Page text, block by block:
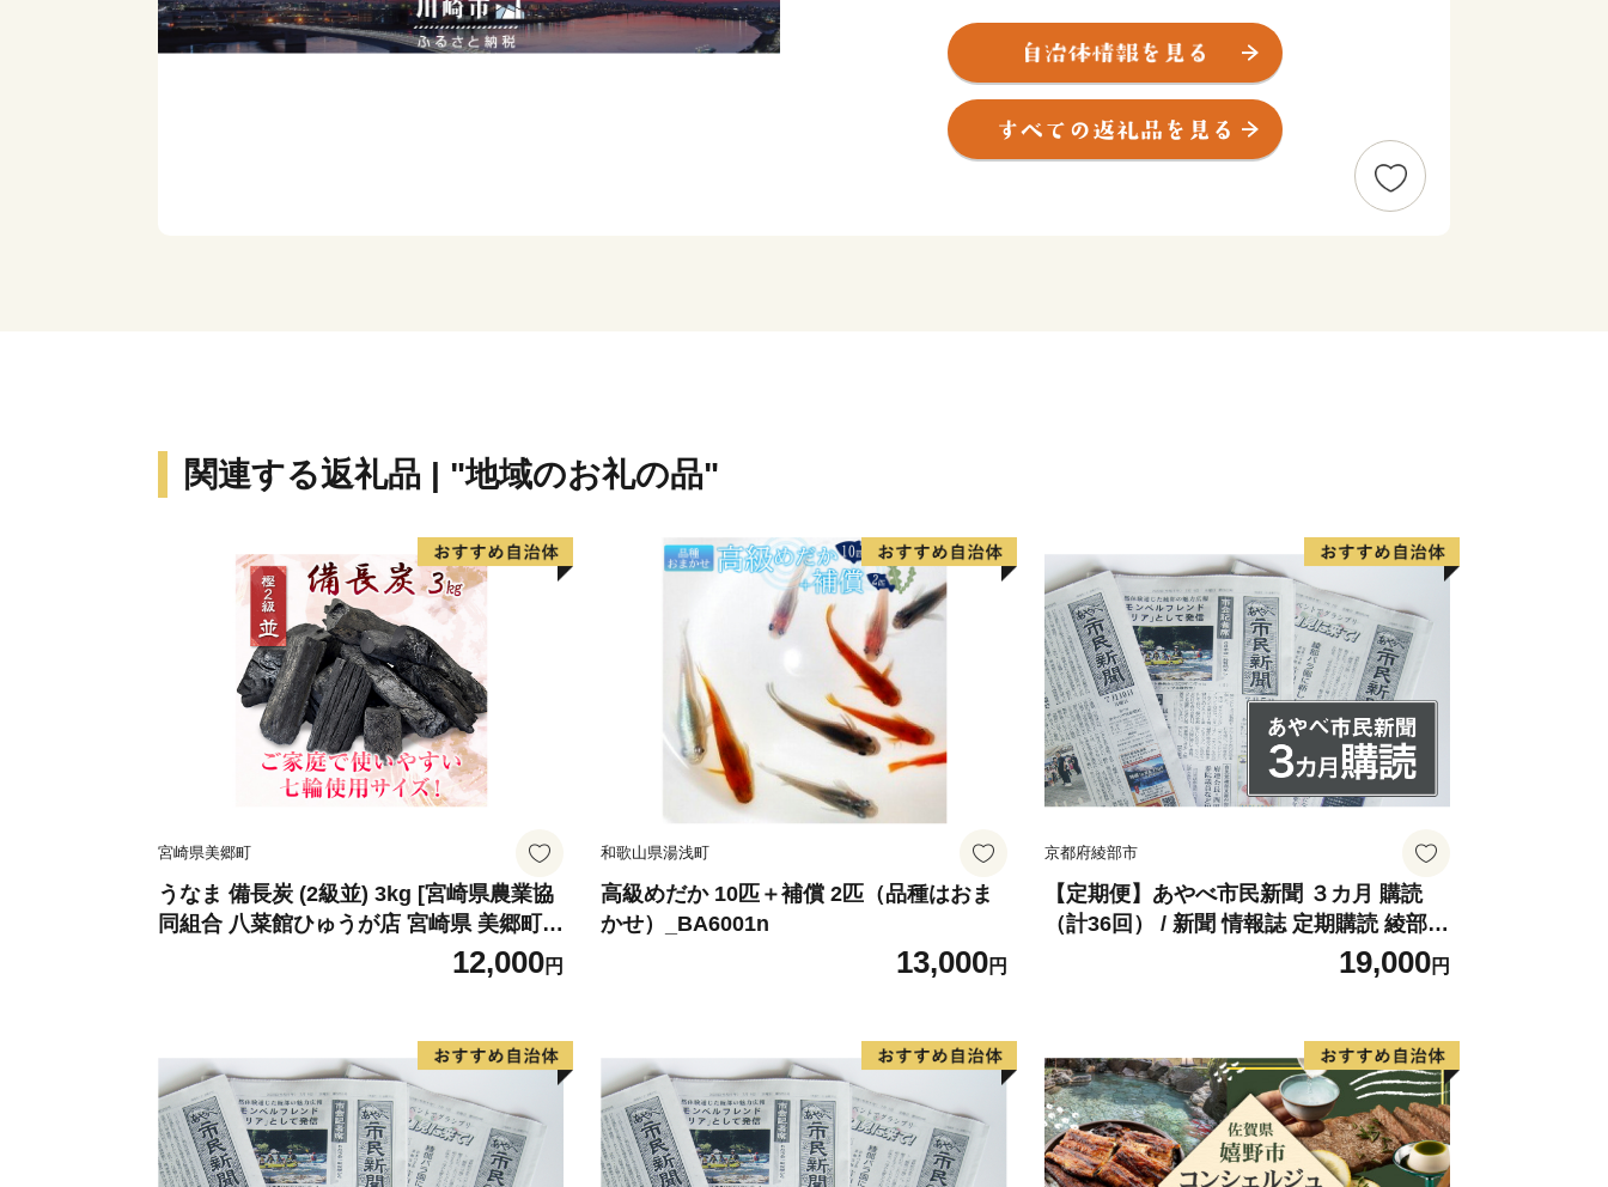
や若者をはじめ、誰もが笑顔になれる「最幸のまち かわさき」を
目指し、さまざまな取組を進めています。
このような本市を「ぜひ応援したい！」と思ってくださる、本市出
身の方や本市の施策にご賛同くださる皆さまの想いを「ふるさと納
※本市では、いかなる理由があっても、お申込後の寄附の取り下げ
（キャンセル）及び寄附金の返金は致しかねますので御注意くださ
い。
関連する返礼品 | "地域のお礼の品"
宮崎県美郷町
うなま 備長炭 (2級並) 3kg [宮崎県農業協
同組合 八菜館ひゅうが店 宮崎県 美郷町 3
1ap0012] BBQ 七輪 焼肉 高火力 遠赤外
線 長時間 燃焼 煙少 消臭 白炭 キャンプ
12,000円
和歌山県湯浅町
高級めだか 10匹＋補償 2匹（品種はおま
かせ）_BA6001n
13,000円
京都府綾部市
【定期便】あやべ市民新聞 ３カ月 購読
（計36回） / 新聞 情報誌 定期購読 綾部市
/ 株式会社あやべ市民新聞社［BSCB00
19,000円